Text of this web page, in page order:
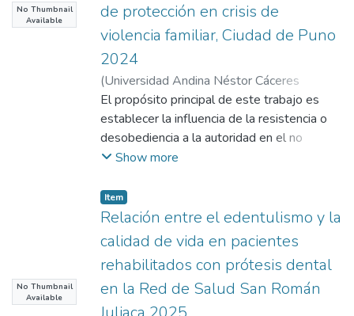
No Thumbnail
Available
de protección en crisis de
violencia familiar, Ciudad de Puno
2024
(Universidad Andina Néstor Cáceres
Velásquez,2025)Apaza Mamani, Aydee
Choquehuanca Calcina, José Domingo
El propósito principal de este trabajo es
establecer la influencia de la resistencia o
desobediencia a la autoridad en el no
cumplimiento de las medidas de protección
2024. Material y métodos: Se empleó un
cuestionario dirigido a 38 abogados que han
manejado situaciones de abuso doméstico
en el distrito de Puno. Este procedimiento
se fundamentó en un enfoque cuantitativo y
en la utilización del método hipotético-
deductivo. Resultados: En promedio, el
Show more
No Thumbnail
Available
Item
Relación entre el edentulismo y la
calidad de vida en pacientes
rehabilitados con prótesis dental
en la Red de Salud San Román